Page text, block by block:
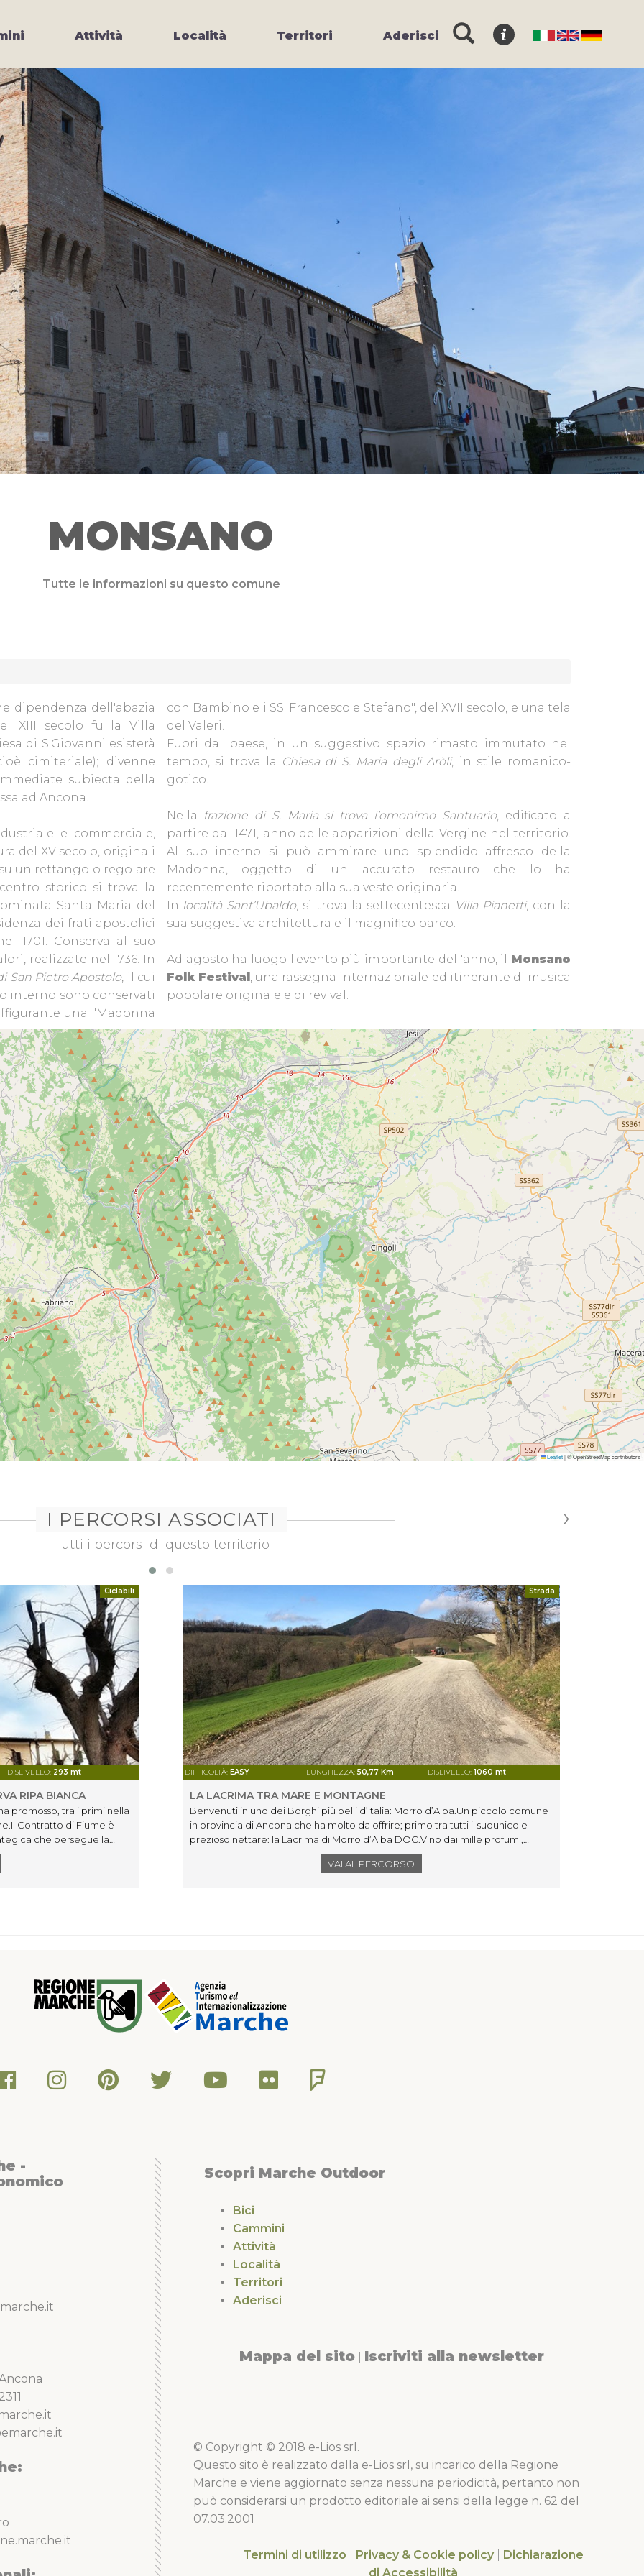
Attività Località Territori Aderisci
MONSANO
Tutte le informazioni su questo comune
dipendenza dell'abazia
XIII secolo fu la Villa
di S.Giovanni esisterà
cimiteriale); divenne
subiecta della
ad Ancona.
e commerciale,
del XV secolo, originali
un rettangolo regolare
storico si trova la
Santa Maria del
dei frati apostolici
1701. Conserva al suo
realizzate nel 1736. In
San Pietro Apostolo, il cui
interno sono conservati
una "Madonna
con Bambino e i SS. Francesco e Stefano", del XVII secolo, e una tela
del Valeri.
Fuori dal paese, in un suggestivo spazio rimasto immutato nel
tempo, si trova la Chiesa di S. Maria degli Aròli, in stile romanico-
gotico.
Nella frazione di S. Maria si trova l’omonimo Santuario, edificato a
partire dal 1471, anno delle apparizioni della Vergine nel territorio.
Al suo interno si può ammirare uno splendido affresco della
Madonna, oggetto di un accurato restauro che lo ha
recentemente riportato alla sua veste originaria.
In località Sant’Ubaldo, si trova la settecentesca Villa Pianetti, con la
sua suggestiva architettura e il magnifico parco.
Ad agosto ha luogo l'evento più importante dell'anno, il Monsano
Folk Festival, una rassegna internazionale ed itinerante di musica
popolare originale e di revival.
Leaflet|© OpenStreetMap contributors
I PERCORSI ASSOCIATI
Tutti i percorsi di questo territorio
Ciclabili
DISLIVELLO: 293 mt
RIPA BIANCA
promosso, tra i primi nella
Contratto di Fiume è
che persegue la
dei territori
presenza di circa 150
naturalistiche
concreta di come
riqualificazione ecologica
di Mazzangrugno, una
dove si godrà una
Strada
DIFFICOLTÀ: EASY LUNGHEZZA:50,77 Km DISLIVELLO:1060 mt
LA LACRIMA TRA MARE E MONTAGNE
Benvenuti in uno dei Borghi più belli d’Italia: Morro d’Alba.Un piccolo comune
in provincia di Ancona che ha molto da offrire; primo tra tutti il suounico e
prezioso nettare: la Lacrima di Morro d’Alba DOC.Vino dai mille profumi,
conosciuto da tempi remoti: la prima citazione storica l'abbiamo grazie a
Federico Barbarossa, che già nel 1167, durante l'assedio di Ancona, scelse le
VAI AL PERCORSO
›
-
Scopri Marche Outdoor
Bici
Cammini
Attività
Località
Territori
Aderisci
Mappa del sito Iscriviti alla newsletter
© Copyright © 2018 e-Lios srl.
Questo sito è realizzato dalla e-Lios srl, su incarico della Regione
Marche e viene aggiornato senza nessuna periodicità, pertanto non
può considerarsi un prodotto editoriale ai sensi della legge n. 62 del
07.03.2001
Termini di utilizzo Privacy & Cookie policy
Dichiarazione
di Accessibilità